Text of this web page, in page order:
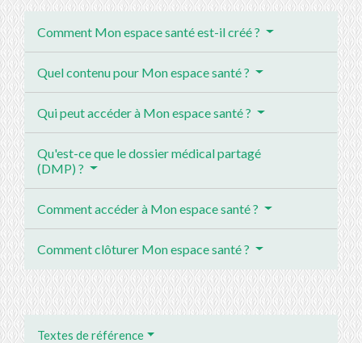
Comment Mon espace santé est-il créé ?
Quel contenu pour Mon espace santé ?
Qui peut accéder à Mon espace santé ?
Qu'est-ce que le dossier médical partagé
(DMP) ?
Comment accéder à Mon espace santé ?
Comment clôturer Mon espace santé ?
Textes de référence